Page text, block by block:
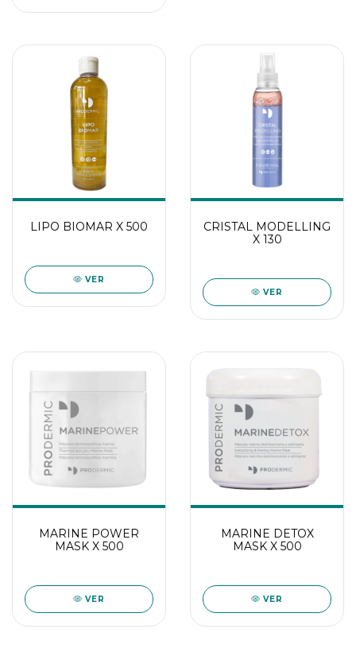
LIPO BIOMAR X 500
VER
CRISTAL MODELLING
X 130
VER
MARINE POWER
MASK X 500
VER
MARINE DETOX
MASK X 500
VER